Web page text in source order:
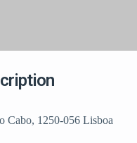
Cabo, 1250-056 Lisboa